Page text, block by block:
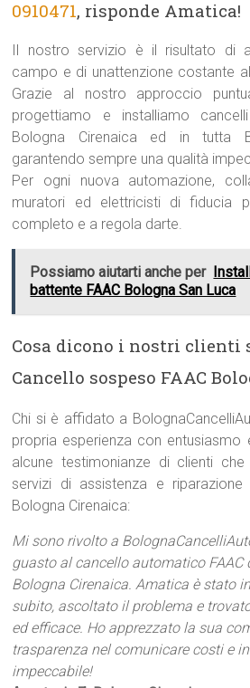
0910471, risponde Amatica!
Il nostro servizio è il risultato di
campo e di unattenzione costante
Grazie al nostro approccio
progettiamo e installiamo
Bologna Cirenaica ed in tutta
garantendo sempre una qualità
Per ogni nuova automazione,
muratori ed elettricisti di fiducia
completo e a regola darte.
Possiamo aiutarti anche per
battente FAAC Bologna San Luca
Cosa dicono i nostri clienti
Cancello sospeso FAAC
Chi si è affidato a
propria esperienza con entusiasmo
alcune testimonianze di clienti
servizi di assistenza e
Bologna Cirenaica:
Mi sono rivolto a
guasto al cancello automatico
Bologna Cirenaica. Amatica è stato
subito, ascoltato il problema e
ed efficace. Ho apprezzato la sua
trasparenza nel comunicare costi e
impeccabile!